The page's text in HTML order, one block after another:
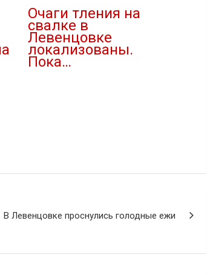
Очаги тления на
свалке в
Левенцовке
локализованы.
Пока…
В Левенцовке проснулись голодные ежи